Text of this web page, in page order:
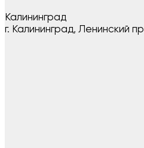
Калининград
г. Калининград, Ленинский